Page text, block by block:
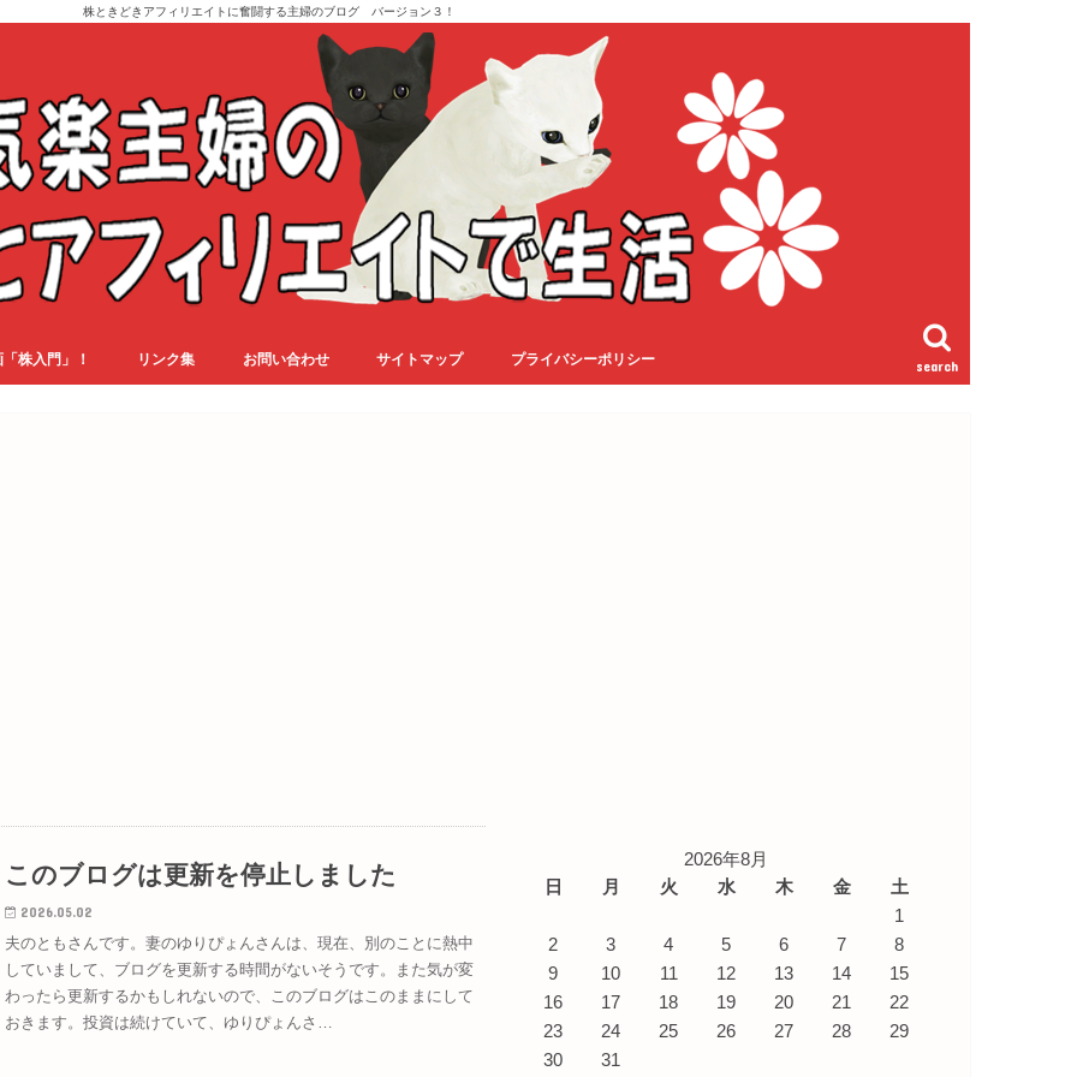
株ときどきアフィリエイトに奮闘する主婦のブログ バージョン３！
search
株入門」！ リンク集 お問い合わせ サイトマップ プライバシーポリシー
このブログは更新を停止しました
2026.05.02
夫のともさんです。妻のゆりぴょんさんは、現在、別のことに熱中
していまして、ブログを更新する時間がないそうです。また気が変
わったら更新するかもしれないので、このブログはこのままにして
おきます。投資は続けていて、ゆりぴょんさ…
2026年8月
日
月 火 水 木 金
土
1
2
3 4 5 6 7
8
9
10 11 12 13 14
15
16
17 18 19 20 21
22
23
24 25 26 27 28
29
30
31